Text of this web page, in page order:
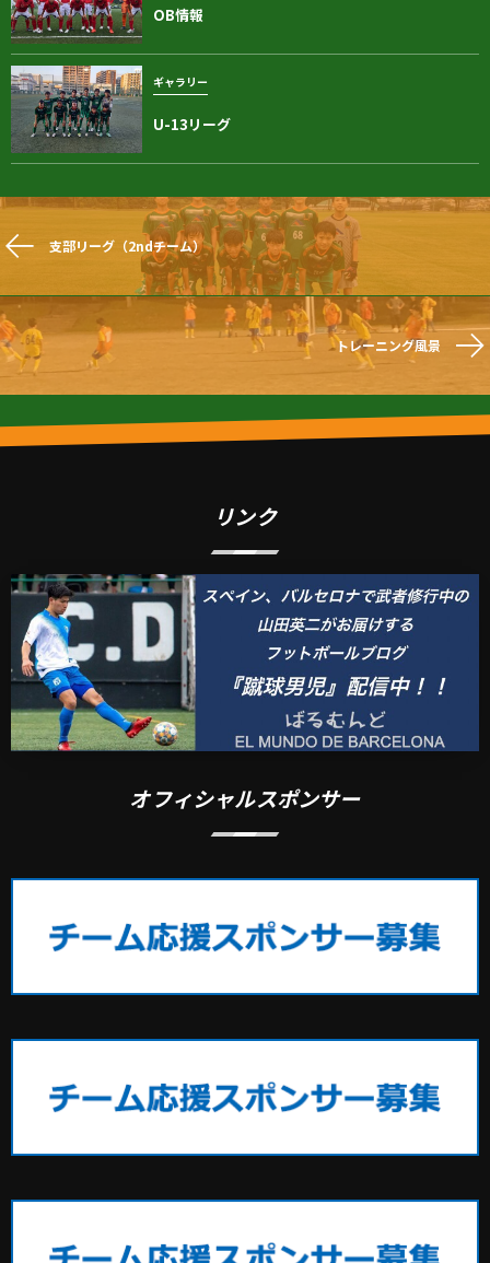
OB情報
ギャラリー
U-13リーグ
支部リーグ（2ndチーム）
トレーニング風景
リンク
オフィシャルスポンサー